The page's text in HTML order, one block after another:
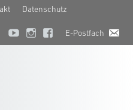
Datenschutz
E-Postfach